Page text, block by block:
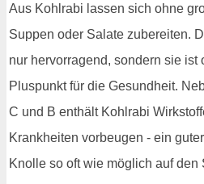
Aus Kohlrabi lassen sich ohne
Suppen oder Salate zubereiten.
nur hervorragend, sondern sie ist
Pluspunkt für die Gesundheit.
C und B enthält Kohlrabi
Krankheiten vorbeugen - ein
Knolle so oft wie möglich auf